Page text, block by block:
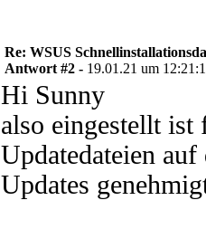
Re: WSUS
Antwort #2 - 19.01.21 um
Hi Sunny
also eingestellt ist
Updatedateien
Updates